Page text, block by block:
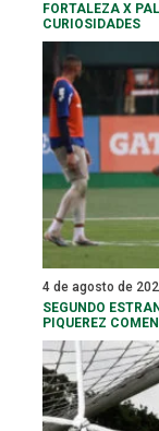
FORTALEZA X
CURIOSIDADES
4 de agosto de
SEGUNDO
PIQUEREZ